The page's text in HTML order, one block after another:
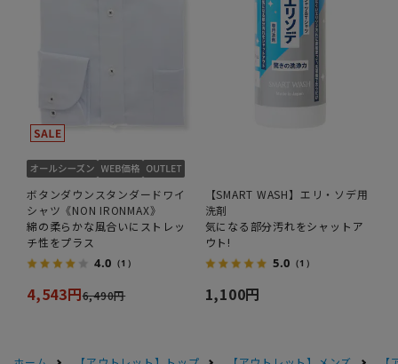
ボタンダウンスタンダードワイ
シャツ《NON IRONMAX》
綿の柔らかな風合いにストレッ
チ性をプラス
4.0 （1）
4,543円6,490円
【SMART WASH】エリ・ソデ用
洗剤
気になる部分汚れをシャットア
ウト!
5.0 （1）
1,100円